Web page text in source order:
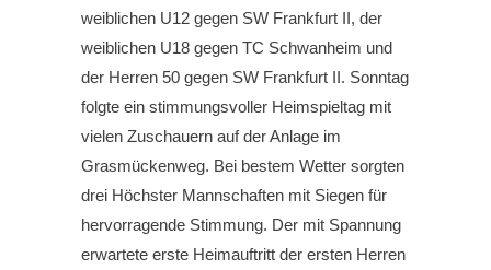
weiblichen U12 gegen SW Frankfurt II, der
weiblichen U18 gegen TC Schwanheim und
der Herren 50 gegen SW Frankfurt II. Sonntag
folgte ein stimmungsvoller Heimspieltag mit
vielen Zuschauern auf der Anlage im
Grasmückenweg. Bei bestem Wetter sorgten
drei Höchster Mannschaften mit Siegen für
hervorragende Stimmung. Der mit Spannung
erwartete erste Heimauftritt der ersten Herren